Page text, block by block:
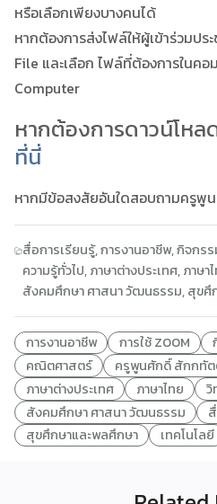
หรือเลือกเพียงบางคนได้
หากต้องการส่งไฟล์ให้ผู้เข้าร่วมป
File และเลือก ไฟล์ที่ต้องการในค
Computer
หากต้องการดาวน์โห
ที่นี่
หากมีข้อสงสัยอันใดสอบถามครู
สื่อการเรียนรู้,การงานอาชีพ,กิจกร
ความรู้ทั่วไป,ภาษาต่างประเทศ,ภาษา
สังคมศึกษา ศาสนา วัฒนธรรม,สุขศึ
การงานอาชีพ การใช้ ZOOM
คณิตศาสตร์
ครูพูนศักดิ์ สักกทั
ภาษาต่างประเทศ
ภาษาไทย วิ
สังคมศึกษา ศาสนา วัฒนธรรม
สุขศึกษาและพลศึกษา
เทคโนโลยี